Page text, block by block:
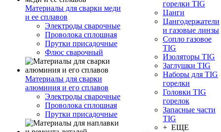
Материалы для сварки меди
и ее сплавов
Электроды сварочные
Проволока сплошная
Прутки присадочные
Флюс сварочный
Материалы для сварки
алюминия и его сплавов
Электроды сварочные
Проволока сплошная
Прутки присадочные
горелки TIG
Цанги
Цангодержатели
и газовые линзы
Сопло газовое
TIG
Изоляторы TIG
Заглушки TIG
Наборы для TIG
горелки
Головки TIG
горелок
Запасные части
TIG
+ ЕЩЕ